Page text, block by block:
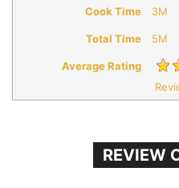
Cook Time 3M
Total Time 5M
Average Rating
REVIEW